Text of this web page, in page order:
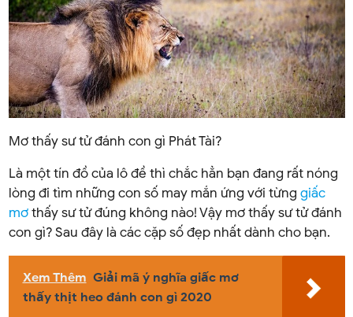
Mơ thấy sư tử đánh con gì Phát Tài?
Là một tín đồ của lô đề thì chắc hẳn bạn đang rất nóng
lòng đi tìm những con số may mắn ứng với từng giấc
mơthấy sư tử đúng không nào! Vậy mơ thấy sư tử đánh
con gì? Sau đây là các cặp số đẹp nhất dành cho bạn.
Xem Thêm Giải mã ý nghĩa giấc mơ
thấy thịt heo đánh con gì 2020